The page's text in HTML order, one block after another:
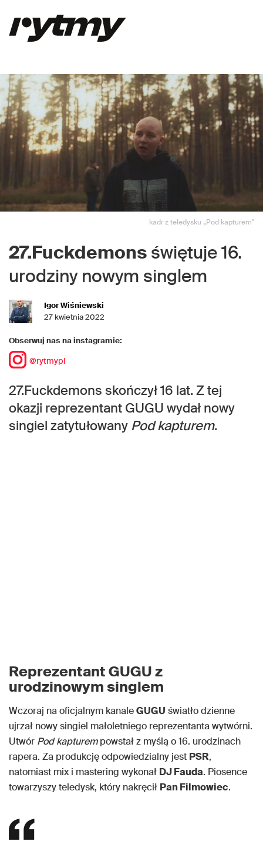
kadr z teledysku „Pod kapturem"
27.Fuckdemons świętuje 16.
urodziny nowym singlem
Igor Wiśniewski
27 kwietnia 2022
Obserwuj nas na instagramie:
@rytmypl
27.Fuckdemons skończył 16 lat. Z tej
okazji reprezentant GUGU wydał nowy
singiel zatytułowany Pod kapturem.
Reprezentant GUGU z
urodzinowym singlem
Wczoraj na oficjalnym kanaleGUGU światło dzienne
ujrzał nowy singiel małoletniego reprezentanta wytwórni.
Utwór Pod kapturempowstał z myślą o 16. urodzinach
rapera. Za produkcję odpowiedzialny jest PSR,
natomiast mix i mastering wykonał DJ Fauda. Piosence
towarzyszy teledysk, który nakręcił Pan Filmowiec.